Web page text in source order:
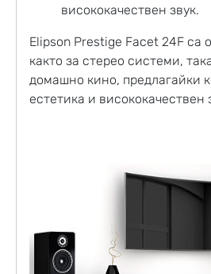
висококачествен звук.
Elipson Prestige Facet 24F са
както за стерео системи,
домашно кино, предлагайки
естетика и висококачествен